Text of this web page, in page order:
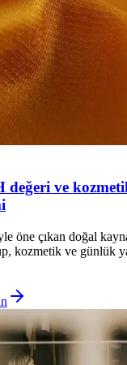
ve
öne çıkan doğal
kozmetik ve günlük